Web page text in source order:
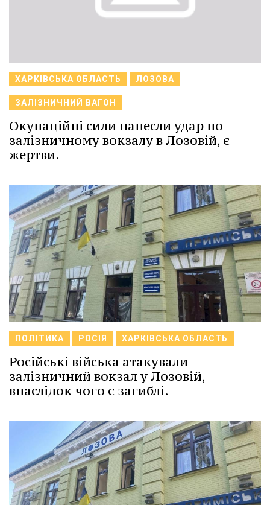
ХАРКІВСЬКА ОБЛАСТЬ ЛОЗОВА
ЗАЛІЗНИЧНИЙ ВАГОН
Окупаційні сили нанесли удар по
залізничному вокзалу в Лозовій, є
жертви.
ПОЛІТИКА РОСІЯ ХАРКІВСЬКА ОБЛАСТЬ
Російські війська атакували
залізничний вокзал у Лозовій,
внаслідок чого є загиблі.